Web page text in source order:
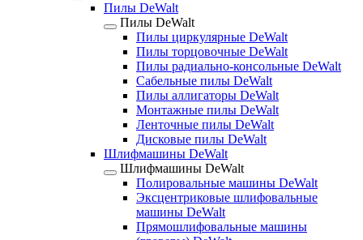
Пилы DeWalt
Пилы DeWalt
Пилы циркулярные DeWalt
Пилы торцовочные DeWalt
Пилы радиально-консольные DeWalt
Сабельные пилы DeWalt
Пилы аллигаторы DeWalt
Монтажные пилы DeWalt
Ленточные пилы DeWalt
Дисковые пилы DeWalt
Шлифмашины DeWalt
Шлифмашины DeWalt
Полировальные машины DeWalt
Эксцентриковые шлифовальные
машины DeWalt
Прямошлифовальные машины